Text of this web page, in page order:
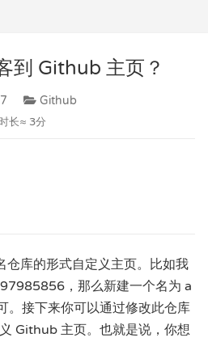
到 Github 主页？
Github
长≈ 3分
库的形式自定义主页。比如我
，那么新建一个名为 a
接下来你可以通过修改此仓库
Github 主页。也就是说，你想